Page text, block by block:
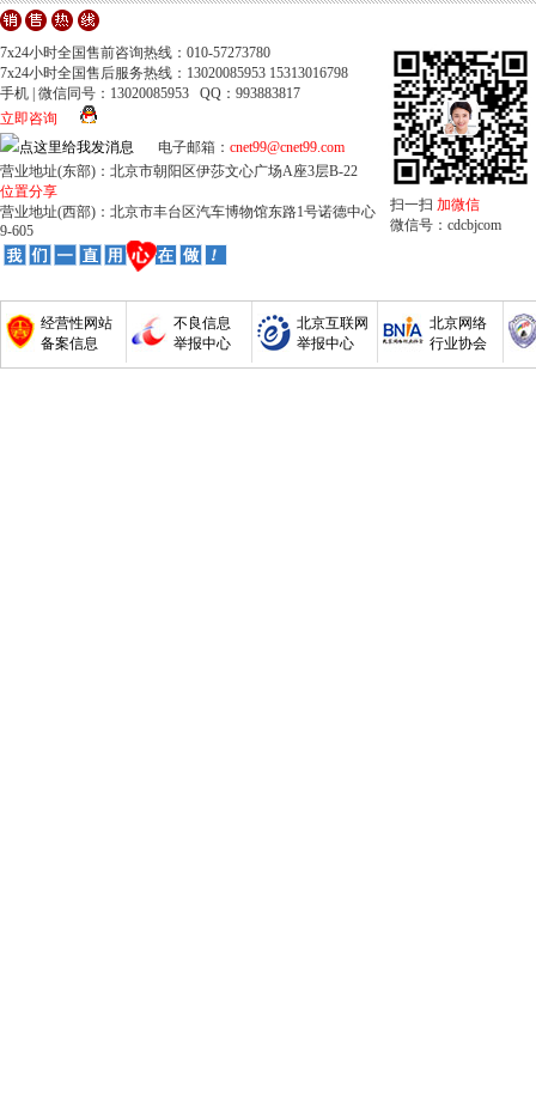
7x24小时全国售前咨询热线：010-57273780
7x24小时全国售后服务热线：13020085953 15313016798
手机 | 微信同号：13020085953 QQ：993883817
立即咨询
电子邮箱： cnet99@cnet99.com
营业地址(东部)：北京市朝阳区伊莎文心广场A座3层B-22
位置分享
营业地址(西部)：北京市丰台区汽车博物馆东路1号诺德中心
9-605
扫一扫 加微信
微信号：cdcbjcom
经营性网站
备案信息
不良信息
举报中心
北京互联网
举报中心
北京网络
行业协会